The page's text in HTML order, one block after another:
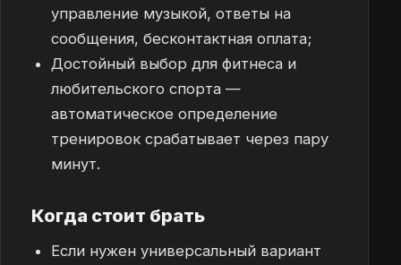
управление музыкой, ответы на
сообщения, бесконтактная оплата;
Достойный выбор для фитнеса и
любительского спорта —
автоматическое определение
тренировок срабатывает через пару
минут.
Когда стоит брать
Если нужен универсальный вариант